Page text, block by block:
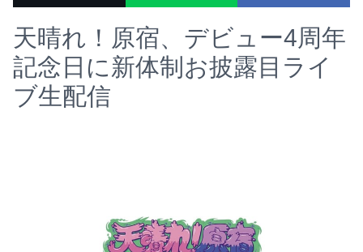
天晴れ！原宿、デビュー4周年
記念日に新体制お披露目ライ
ブ生配信